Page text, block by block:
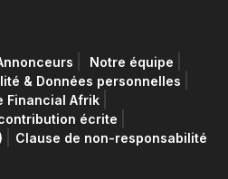
Notre équipe
& Données personnelles
Financial Afrik
écrite
Clause de non-responsabilité